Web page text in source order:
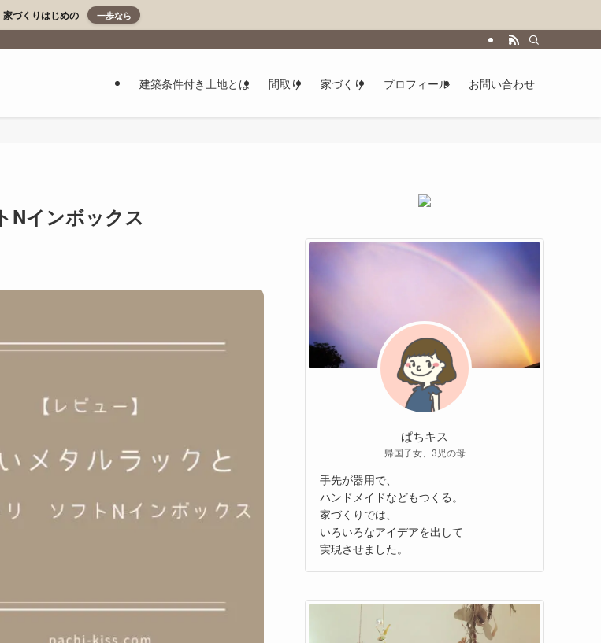
家づくりはじめの 一歩なら
建築条件付き土地とは 間取り 家づくり プロフィール お問い合わせ
Nインボックス
ぱちキス
帰国子女、3児の母
手先が器用で、
ハンドメイドなどもつくる。
家づくりでは、
いろいろなアイデアを出して
実現させました。